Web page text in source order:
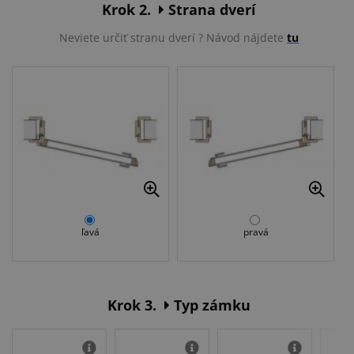
Krok 2. Strana dverí
Neviete určiť stranu dverí ? Návod nájdete tu
ľavá pravá
Krok 3. Typ zámku